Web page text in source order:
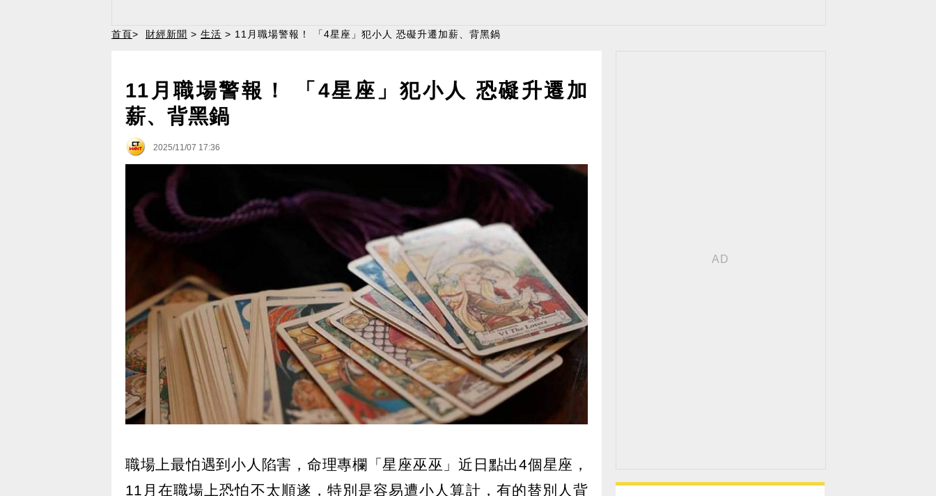
首頁> 財經新聞 > 生活 > 11月職場警報！ 「4星座」犯小人 恐礙升遷加薪、背黑鍋
11月職場警報！ 「4星座」犯小人 恐礙升遷加
薪、背黑鍋
2025/11/07 17:36
職場上最怕遇到小人陷害，命理專欄「星座巫巫」近日點出4個星座，
11月在職場上恐怕不太順遂，特別是容易遭小人算計，有的替別人背